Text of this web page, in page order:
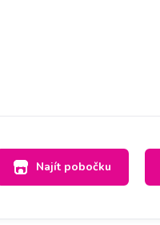
že heslo obrazovky
Najít pobočku